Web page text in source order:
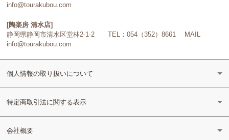
info@tourakubou.com
[陶楽房 清水店]
静岡県静岡市清水区堂林2-1-2 TEL：054（352）8661 MAIL
info@tourakubou.com
個人情報の取り扱いについて
特定商取引法に関する表示
会社概要